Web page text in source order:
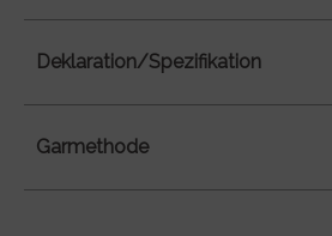
Deklaration/Spezifikation
Garmethode